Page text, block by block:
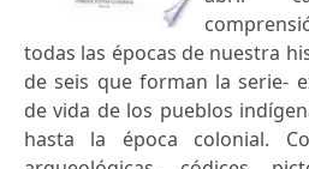
todas las épocas de nuestra
de seis que forman la serie-
de vida de los pueblos
hasta la época colonial.